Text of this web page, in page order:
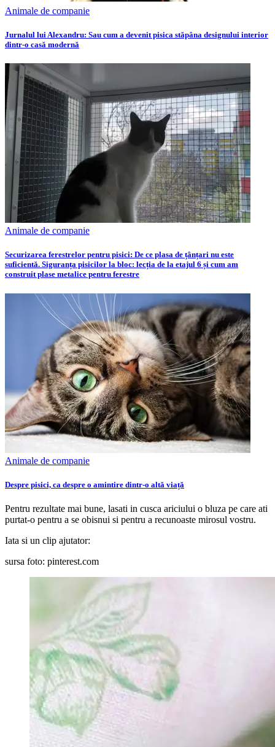
Animale de companie
Jurnalul lui Alexandru: Sau cum a devenit pisica stăpâna designului interior
dintr-o casă modernă
Animale de companie
Securizarea ferestrelor pentru pisici: De ce plasa de țânțari nu este
suficientă. Siguranța pisicilor la bloc: lecția de la etajul 6 și cum am
construit plase metalice pentru ferestre
Animale de companie
Despre pisici, ca despre o amintire dintr-o altă viață
Pentru rezultate mai bune, lasati in cusca ariciului o bluza pe care ati
purtat-o pentru a se obisnui si pentru a recunoaste mirosul vostru.
Iata si un clip ajutator:
sursa foto: pinterest.com